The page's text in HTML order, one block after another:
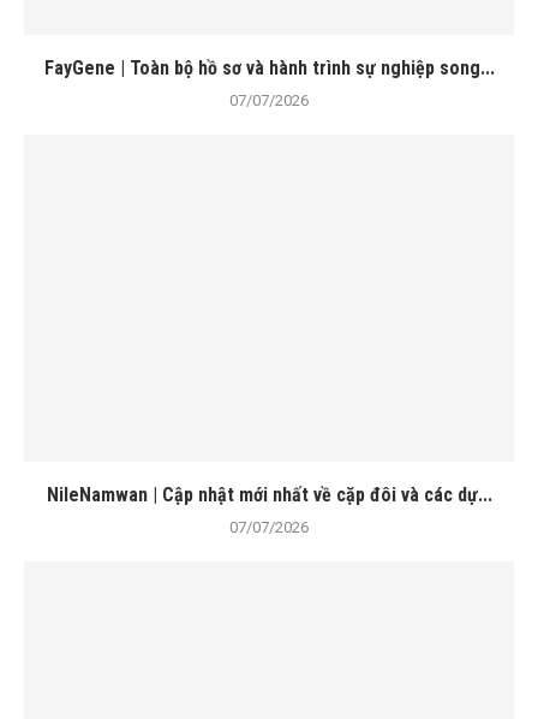
FayGene | Toàn bộ hồ sơ và hành trình sự nghiệp song...
07/07/2026
NileNamwan | Cập nhật mới nhất về cặp đôi và các dự...
07/07/2026